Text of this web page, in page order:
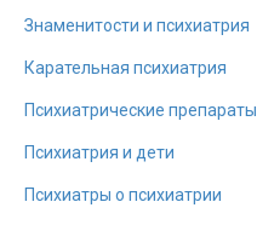
Знаменитости и психиатрия
Карательная психиатрия
Психиатрические препараты
Психиатрия и дети
Психиатры о психиатрии